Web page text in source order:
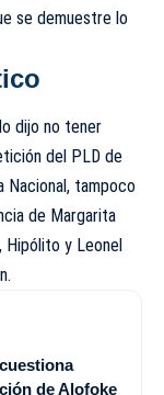
se demuestre lo
dijo no tener
del PLD de
tampoco
de Margarita
Hipólito y Leonel
de Alofoke